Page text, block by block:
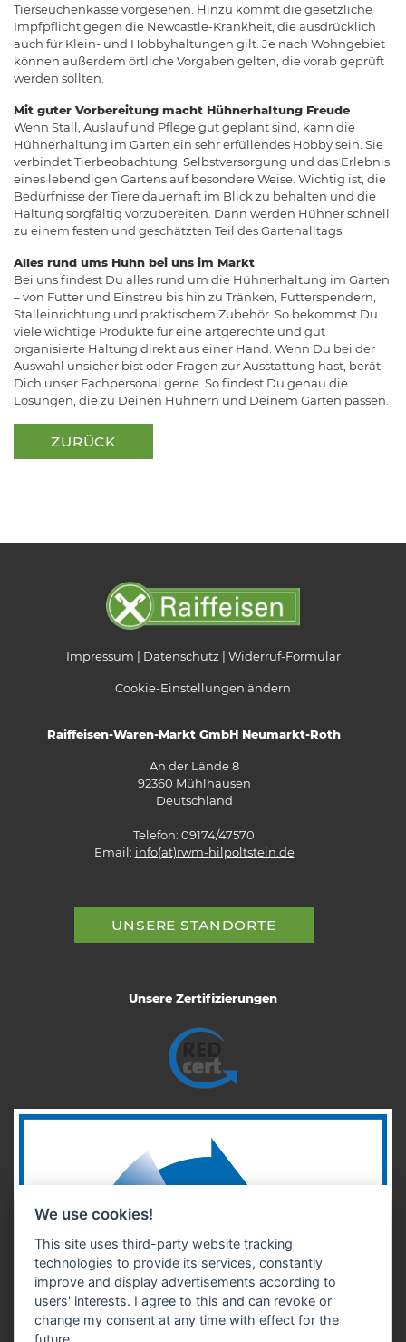
Tierseuchenkasse vorgesehen. Hinzu kommt die gesetzliche
Impfpflicht gegen die Newcastle-Krankheit, die ausdrücklich
auch für Klein- und Hobbyhaltungen gilt. Je nach Wohngebiet
können außerdem örtliche Vorgaben gelten, die vorab geprüft
werden sollten.
Mit guter Vorbereitung macht Hühnerhaltung Freude
Wenn Stall, Auslauf und Pflege gut geplant sind, kann die
Hühnerhaltung im Garten ein sehr erfüllendes Hobby sein. Sie
verbindet Tierbeobachtung, Selbstversorgung und das Erlebnis
eines lebendigen Gartens auf besondere Weise. Wichtig ist, die
Bedürfnisse der Tiere dauerhaft im Blick zu behalten und die
Haltung sorgfältig vorzubereiten. Dann werden Hühner schnell
zu einem festen und geschätzten Teil des Gartenalltags.
Alles rund ums Huhn bei uns im Markt
Bei uns findest Du alles rund um die Hühnerhaltung im Garten
– von Futter und Einstreu bis hin zu Tränken, Futterspendern,
Stalleinrichtung und praktischem Zubehör. So bekommst Du
viele wichtige Produkte für eine artgerechte und gut
organisierte Haltung direkt aus einer Hand. Wenn Du bei der
Auswahl unsicher bist oder Fragen zur Ausstattung hast, berät
Dich unser Fachpersonal gerne. So findest Du genau die
Lösungen, die zu Deinen Hühnern und Deinem Garten passen.
ZURÜCK
Impressum Datenschutz Widerruf-Formular
Cookie-Einstellungen ändern
Raiffeisen-Waren-Markt GmbH Neumarkt-Roth
An der Lände 8
92360 Mühlhausen
Deutschland
Telefon: 09174/47570
Email: info(at)rwm-hilpoltstein.de
UNSERE STANDORTE
Unsere Zertifizierungen
We use cookies!
This site uses third-party website tracking
technologies to provide its services, constantly
improve and display advertisements according to
users' interests. I agree to this and can revoke or
change my consent at any time with effect for the